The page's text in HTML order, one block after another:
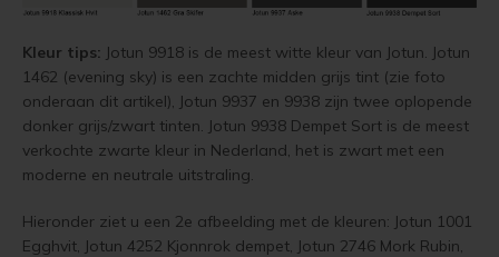
Houten vloer verven
Houten vloer lakken
Trap verven
Trap lakken
Kleur tips: Jotun 9918 is de meest witte kleur van Jotun. Jotun
1462 (evening sky) is een zachte midden grijs tint (zie foto
onderaan dit artikel), Jotun 9937 en 9938 zijn twee oplopende
donker grijs/zwart tinten. Jotun 9938 Dempet Sort is de meest
verkochte zwarte kleur in Nederland, het is zwart met een
moderne en neutrale uitstraling.
Hieronder ziet u een 2e afbeelding met de kleuren: Jotun 1001
Egghvit, Jotun 4252 Kjonnrok dempet, Jotun 2746 Mork Rubin,